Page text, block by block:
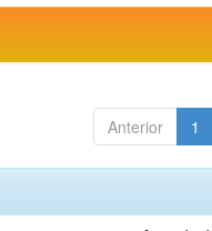
Anterior 1